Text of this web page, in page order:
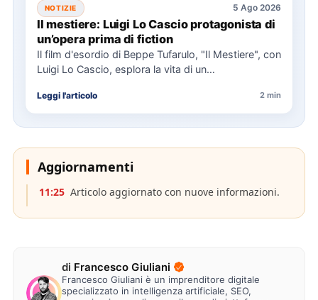
NOTIZIE 5 Ago 2026
Il mestiere: Luigi Lo Cascio protagonista di
un’opera prima di fiction
Il film d'esordio di Beppe Tufarulo, "Il Mestiere", con
Luigi Lo Cascio, esplora la vita di un
Leggi l'articolo 2 min
Aggiornamenti
11:25 Articolo aggiornato con nuove informazioni.
di Francesco Giuliani
Francesco Giuliani è un imprenditore digitale
specializzato in intelligenza artificiale, SEO,